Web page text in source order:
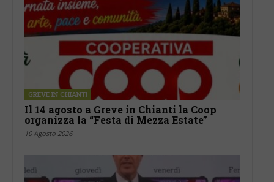
GREVE IN CHIANTI
Il 14 agosto a Greve in Chianti la Coop
organizza la “Festa di Mezza Estate”
10 Agosto 2026